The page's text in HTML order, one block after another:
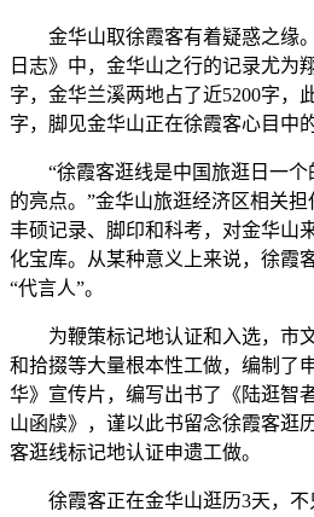
金华山取徐霞客有着疑惑之缘。
日志》中，金华山之行的记录尤为
字，金华兰溪两地占了近5200字，
字，脚见金华山正在徐霞客心目中
“徐霞客逛线是中国旅逛日一个
的亮点。”金华山旅逛经济区相关
丰硕记录、脚印和科考，对金华山
化宝库。从某种意义上来说，徐霞
“代言人”。
为鞭策标记地认证和入选，市
和拾掇等大量根本性工做，编制了
华》宣传片，编写出书了《陆逛智
山函牍》，谨以此书留念徐霞客逛
客逛线标记地认证申遗工做。
徐霞客正在金华山逛历3天，不